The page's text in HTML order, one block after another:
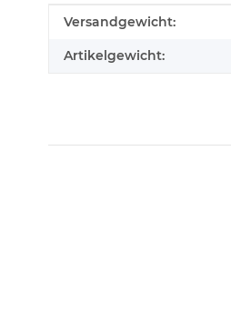
Produkteigenschaft
Wert
Versandgewicht:
Artikelgewicht:
450EAA PS3 Schlitten ohne Laser